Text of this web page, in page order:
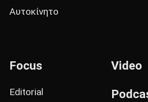
Αυτοκίνητο
Focus
Editorial
Video